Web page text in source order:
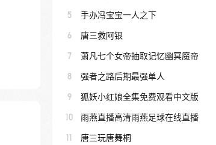
5 手办冯宝宝一人之下
6 唐三救阿银
7 萧凡七个女帝抽取记忆幽冥魔帝
8 强者之路后期最强单人
9 狐妖小红娘全集免费观看中文版
10 雨燕直播高清雨燕足球在线直播
11 唐三玩唐舞桐